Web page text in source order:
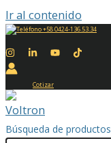
Ir al contenido
+58 0424-136.53.34
Cotizar
Búsqueda de productos